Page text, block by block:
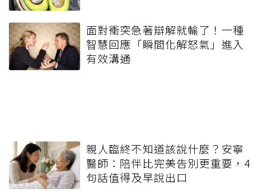
面對衝突急著辯解就輸了！一種
智慧回應「瞬間化解怒氣」進入
有效溝通
親人臨終不知道該說什麼？安寧
醫師：陪伴比完美告別更重要，4
句話值得及早說出口